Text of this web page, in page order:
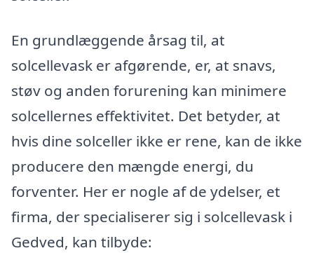
En grundlæggende årsag til, at
solcellevask er afgørende, er, at snavs,
støv og anden forurening kan minimere
solcellernes effektivitet. Det betyder, at
hvis dine solceller ikke er rene, kan de ikke
producere den mængde energi, du
forventer. Her er nogle af de ydelser, et
firma, der specialiserer sig i solcellevask i
Gedved, kan tilbyde: